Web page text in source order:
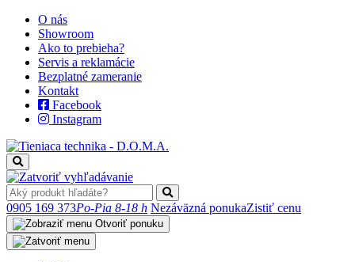
O nás
Showroom
Ako to prebieha?
Servis a reklamácie
Bezplatné zameranie
Kontakt
Facebook
Instagram
0905 169 373Po-Pia 8-18 h Nezáväzná ponukaZistiť cenu
Otvoriť ponuku